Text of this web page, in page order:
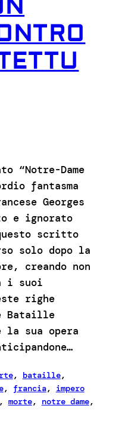
Dame
fantasma
Georges
e ignorato
scritto
solo dopo la
creando non
i suoi
righe
Bataille
la sua opera
, bataille
, francia, impero
morte, notre dame